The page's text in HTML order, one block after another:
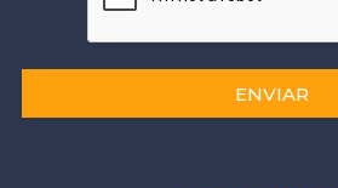
ENVIAR